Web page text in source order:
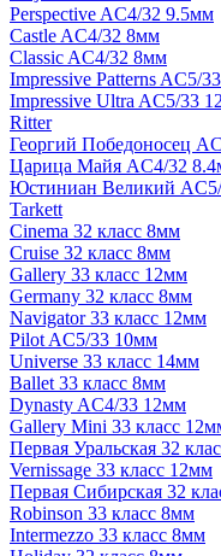
Perspective AC4/32 9.5мм
Castle AC4/32 8мм
Classic AC4/32 8мм
Impressive Patterns AC5/
Impressive Ultra AC5/33
Ritter
Георгий Победоносец
Царица Майя AC4/32
Юстиниан Великий
Tarkett
Cinema 32 класс 8мм
Cruise 32 класс 8мм
Gallery 33 класс 12мм
Germany 32 класс 8мм
Navigator 33 класс 12мм
Pilot AC5/33 10мм
Universe 33 класс 14мм
Ballet 33 класс 8мм
Dynasty AC4/33 12мм
Gallery Mini 33 класс
Первая Уральская 32
Vernissage 33 класс 12мм
Первая Сибирская 32
Robinson 33 класс 8мм
Intermezzo 33 класс 8мм